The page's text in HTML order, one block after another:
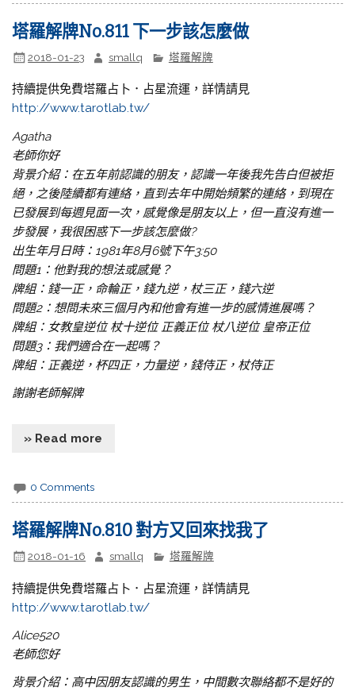
塔羅解牌No.811 下一步該怎麼做
2018-01-23 smallq 塔羅解牌
持續提供免費塔羅占卜．占星流運，詳情請見
http://www.tarotlab.tw/
Agatha
老師你好
背景介紹：在五年前認識的朋友，認識一年後我先告白但被拒
絕，之後陸續都有連絡，直到去年中開始頻繁的連絡，到現在
已發展到每週見面一次，感覺像是朋友以上，但一直沒有進一
步發展，我很困惑下一步該怎麼做?
出生年月日時：1981年8月6號下午3:50
問題1：他對我的想法或感覺？
牌組：錢一正，命輪正，錢九逆，杖三正，錢六逆
問題2：想問未來三個月內和他會有進一步的感情進展嗎？
牌組：女教皇逆位 杖十逆位 正義正位 杖八逆位 皇帝正位
問題3：我們適合在一起嗎？
牌組：正義逆，杯四正，力量逆，錢侍正，杖侍正
謝謝老師解牌
» Read more
0 Comments
塔羅解牌No.810 對方又回來找我了
2018-01-16 smallq 塔羅解牌
持續提供免費塔羅占卜．占星流運，詳情請見
http://www.tarotlab.tw/
Alice520
老師您好
背景介紹：高中因朋友認識的男生，中間數次聯絡都不是好的